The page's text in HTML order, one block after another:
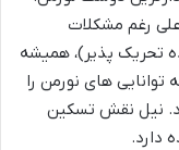
رغم مشکلات
تحریک پذیر)، همیشه
های نورمن را
نیل نقش تسکین
دارد.